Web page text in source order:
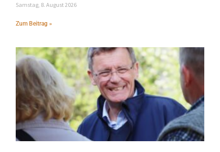
Samstag, 8. August 2026
Zum Beitrag »